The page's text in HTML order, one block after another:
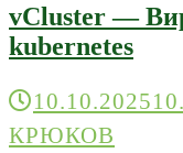
vCluster —
kubernetes
10.10.2025
КРЮКОВ